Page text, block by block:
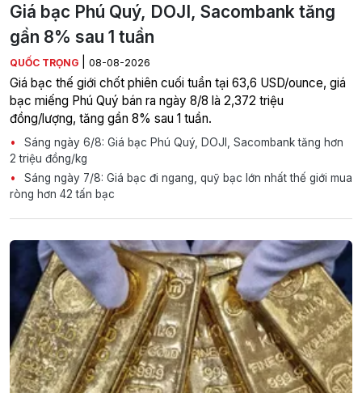
Giá bạc Phú Quý, DOJI, Sacombank tăng
gần 8% sau 1 tuần
QUỐC TRỌNG 08-08-2026
Giá bạc thế giới chốt phiên cuối tuần tại 63,6 USD/ounce, giá
bạc miếng Phú Quý bán ra ngày 8/8 là 2,372 triệu
đồng/lượng, tăng gần 8% sau 1 tuần.
Sáng ngày 6/8: Giá bạc Phú Quý, DOJI, Sacombank tăng hơn
2 triệu đồng/kg
Sáng ngày 7/8: Giá bạc đi ngang, quỹ bạc lớn nhất thế giới mua
ròng hơn 42 tấn bạc